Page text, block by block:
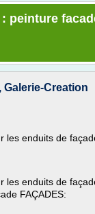
peinture
Galerie-Creation
les enduits de
les enduits de
FAÇADES: